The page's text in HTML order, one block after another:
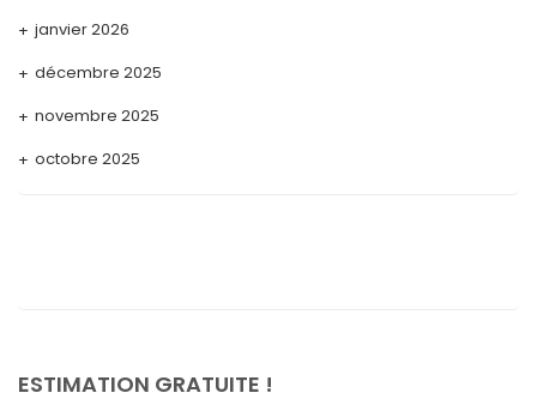
janvier 2026
décembre 2025
novembre 2025
octobre 2025
avril 2025
ESTIMATION GRATUITE !